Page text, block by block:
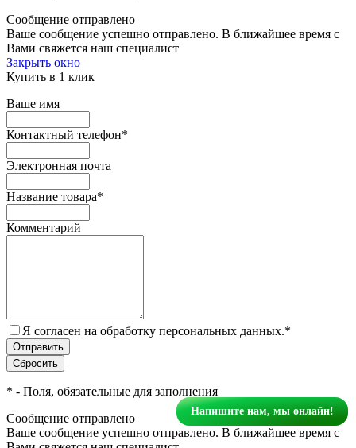
Сообщение отправлено
Ваше сообщение успешно отправлено. В ближайшее время с
Вами свяжется наш специалист
Закрыть окно
Купить в 1 клик
Ваше имя
Контактный телефон*
Электронная почта
Название товара*
Комментарий
Я согласен на обработку персональных данных.*
* - Поля, обязательные для заполнения
Сообщение отправлено
Ваше сообщение успешно отправлено. В ближайшее время с
Напишите нам, мы онлайн!